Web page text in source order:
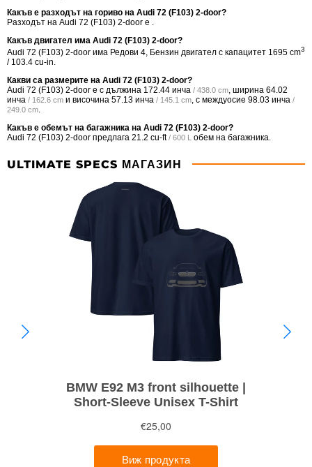
Какъв е разходът на гориво на Audi 72 (F103) 2-door?
Разходът на Audi 72 (F103) 2-door е .
Какъв двигател има Audi 72 (F103) 2-door?
Audi 72 (F103) 2-door има Редови 4, Бензин двигател с капацитет 1695 cm3
/ 103.4 cu-in.
Какви са размерите на Audi 72 (F103) 2-door?
Audi 72 (F103) 2-door е с дължина 172.44 инча / 438.0 cm, ширина 64.02
инча / 162.6 cm и височина 57.13 инча / 145.1 cm, с междуосие 98.03 инча /
249.0 cm.
Какъв е обемът на багажника на Audi 72 (F103) 2-door?
Audi 72 (F103) 2-door предлага 21.2 cu-ft / 600 L обем на багажника.
ULTIMATE SPECS МАГАЗИН